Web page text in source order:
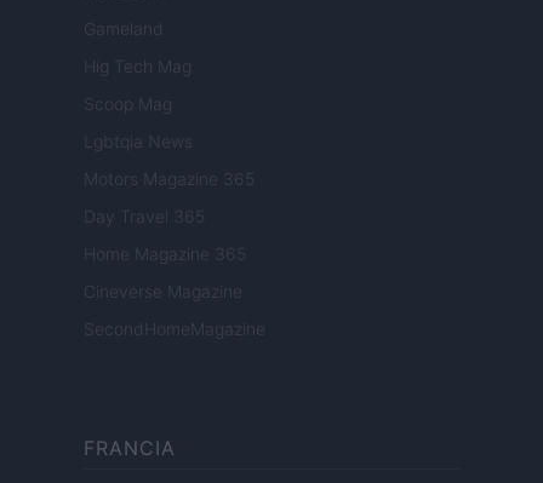
Gameland
Hig Tech Mag
Scoop Mag
Lgbtqia News
Motors Magazine 365
Day Travel 365
Home Magazine 365
Cineverse Magazine
SecondHomeMagazine
FRANCIA